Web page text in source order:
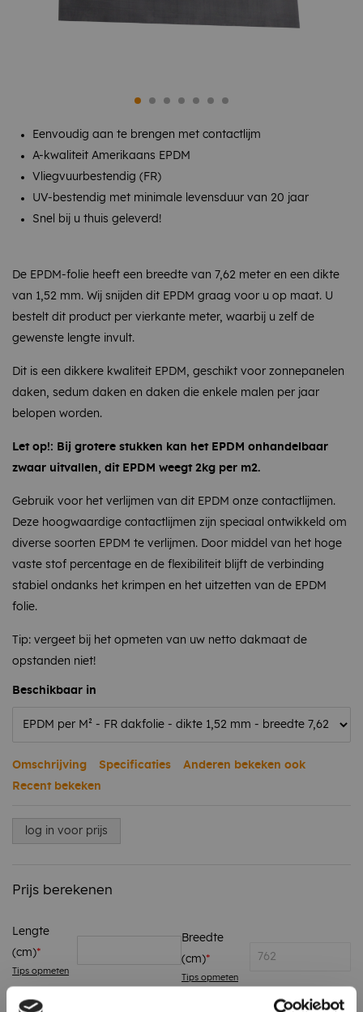
Eenvoudig aan te brengen met contactlijm
A-kwaliteit Amerikaans EPDM
Vliegvuurbestendig (FR)
UV-bestendig met minimale levensduur van 20 jaar
Snel bij u thuis geleverd!
De EPDM-folie heeft een breedte van 7,62 meter en een dikte
van 1,52 mm. Wij snijden dit EPDM graag voor u op maat. U
bestelt dit product per vierkante meter, waarbij u zelf de
gewenste lengte invult.
Dit is een dikkere kwaliteit EPDM, geschikt voor zonnepanelen
daken, sedum daken en daken die enkele malen per jaar
belopen worden.
Let op!: Bij grotere stukken kan het EPDM onhandelbaar
zwaar uitvallen, dit EPDM weegt 2kg per m2.
Gebruik voor het verlijmen van dit EPDM onze contactlijmen.
Deze hoogwaardige contactlijmen zijn speciaal ontwikkeld om
diverse soorten EPDM te verlijmen. Door middel van het hoge
vaste stof percentage en de flexibiliteit blijft de verbinding
stabiel ondanks het krimpen en het uitzetten van de EPDM
folie.
Tip: vergeet bij het opmeten van uw netto dakmaat de
opstanden niet!
Beschikbaar in
Omschrijving Specificaties
Anderen bekeken ook
Recent bekeken
log in voor prijs
Prijs berekenen
Lengte
(cm)
Tips opmeten
Breedte
(cm)
Tips opmeten
Aantal m² stuk(s) 0